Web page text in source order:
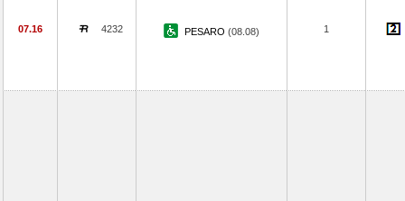
07.16 4232 PESARO (08.08) 1